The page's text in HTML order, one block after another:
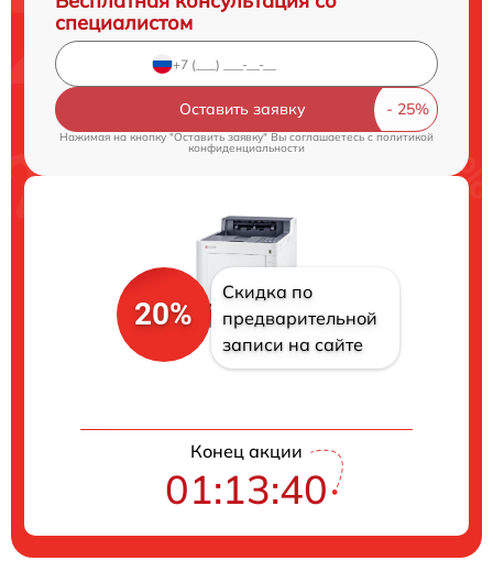
специалистом
Оставить заявку
Нажимая на кнопку "Оставить заявку" Вы соглашаетесь cполитикой
конфиденциальности
20%
Скидка по
предварительной
записи на сайте
Конец акции
01:13:40